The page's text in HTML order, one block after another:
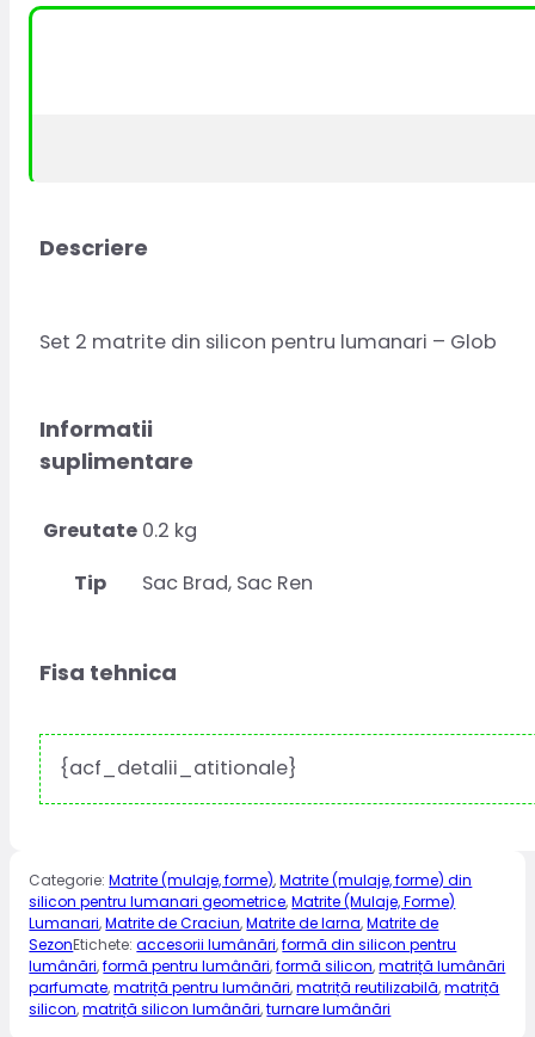
Descriere
Set 2 matrite din silicon pentru lumanari – Glob
Informatii
suplimentare
Greutate 0.2 kg
Tip
Sac Brad, Sac Ren
Fisa tehnica
{acf_detalii_atitionale}
Categorie:Matrite (mulaje, forme),Matrite (mulaje, forme) din
silicon pentru lumanari geometrice,Matrite (Mulaje, Forme)
Lumanari,Matrite de Craciun,Matrite de Iarna,Matrite de
SezonEtichete:accesorii lumânări,formă din silicon pentru
lumânări,formă pentru lumânări,formă silicon,matriță lumânări
parfumate,matriță pentru lumânări,matriță reutilizabilă,matriță
silicon,matriță silicon lumânări,turnare lumânări